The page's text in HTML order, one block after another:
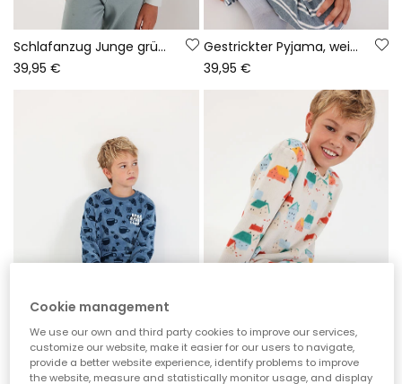
Schlafanzug Junge grün bedruckt Keep Rolling
39,95 €
Gestrickter Pyjama, weiß und blau bedruckt
39,95 €
Plüsch-Schlafanzug blau Croissant-Aufdruck
Fleece-Schlafanzug mit buntem Häuschen-Aufdruck
Cookie management
We use our own and third party cookies to improve our services,
customize our website, make it easier for our users to navigate,
provide a better website experience, identify problems to improve
the website, measure and statistically monitor usage, and display